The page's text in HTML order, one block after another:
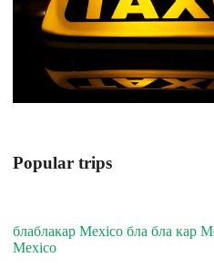
Popular trips
блаблакар Mexico бла бла кар
Mexico